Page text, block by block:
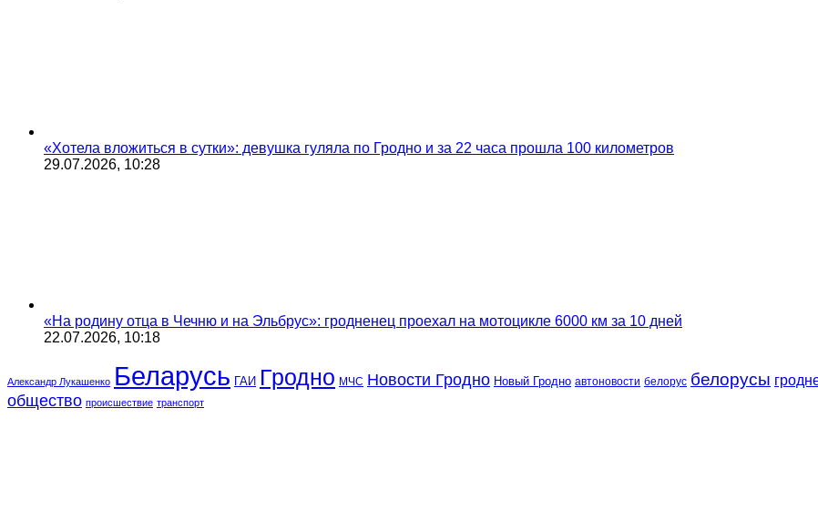
«Хотела вложиться в сутки»: девушка гуляла по Гродно и за 22 часа прошла 100 километров
29.07.2026, 10:28
«На родину отца в Чечню и на Эльбрус»: гродненец проехал на мотоцикле 6000 км за 10 дней
22.07.2026, 10:18
Александр Лукашенко Беларусь ГАИ Гродно МЧС Новости Гродно Новый Гродно автоновости белорус белорусы
общество происшествие транспорт